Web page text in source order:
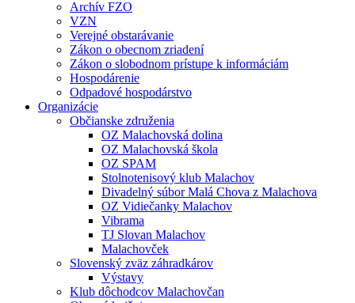
Archív FZO
VZN
Verejné obstarávanie
Zákon o obecnom zriadení
Zákon o slobodnom prístupe k informáciám
Hospodárenie
Odpadové hospodárstvo
Organizácie
Občianske združenia
OZ Malachovská dolina
OZ Malachovská škola
OZ SPAM
Stolnotenisový klub Malachov
Divadelný súbor Malá Chova z Malachova
OZ Vidiečanky Malachov
Vibrama
TJ Slovan Malachov
Malachovček
Slovenský zväz záhradkárov
Výstavy
Klub dôchodcov Malachovčan